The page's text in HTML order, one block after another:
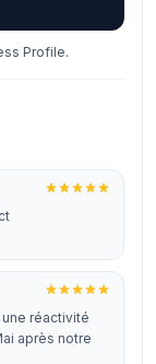
Profile.
réactivité
après notre